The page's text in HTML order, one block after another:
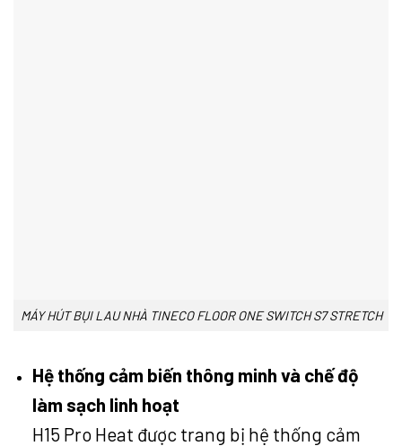
MÁY HÚT BỤI LAU NHÀ TINECO FLOOR ONE SWITCH S7 STRETCH
Hệ thống cảm biến thông minh và chế độ
làm sạch linh hoạt
H15 Pro Heat được trang bị hệ thống cảm